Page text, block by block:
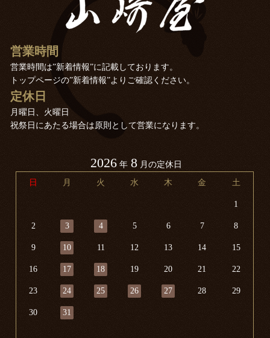
営業時間
営業時間は”新着情報”に記載しております。
トップページの”新着情報”よりご確認ください。
定休日
月曜日、火曜日
祝祭日にあたる場合は原則として営業になります。
2026 年 8 月の定休日
日
月 火 水 木 金 土
1
2 3 4 5 6 7 8
9 10 11 12 13 14 15
16 17 18 19 20 21 22
23 24 25 26 27 28 29
30 31